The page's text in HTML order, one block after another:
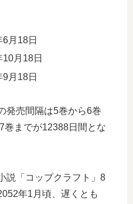
月18日
月18日
月18日
発売間隔は5巻から6巻
巻までが12388日間とな
説「コップクラフト」8
年1月頃、遅くとも